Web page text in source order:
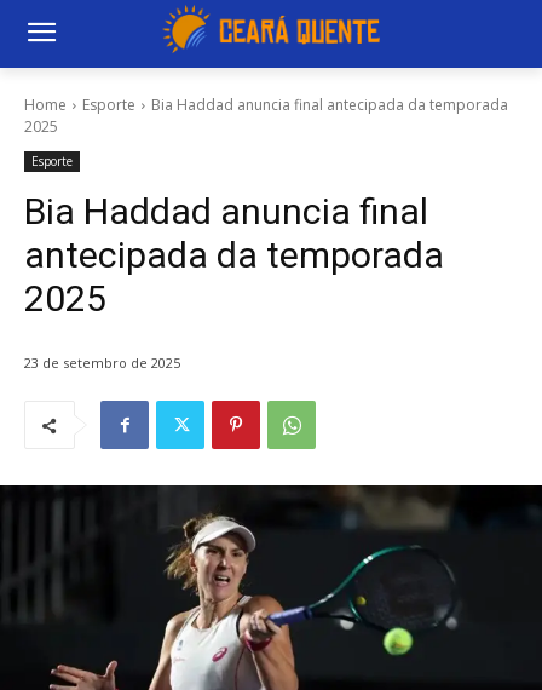
Home Esporte
Bia Haddad anuncia final antecipada da temporada
2025
Esporte
Bia Haddad anuncia final
antecipada da temporada
2025
23 de setembro de 2025